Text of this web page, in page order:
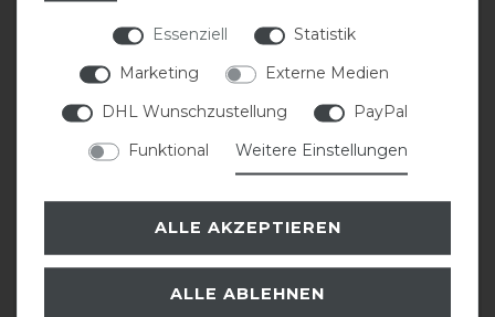
Backpack Vertigo
Helmtasche
Essenziell
Statistik
Marketing
Externe Medien
DHL Wunschzustellung
PayPal
Funktional
Weitere Einstellungen
ALLE AKZEPTIEREN
ALLE ABLEHNEN